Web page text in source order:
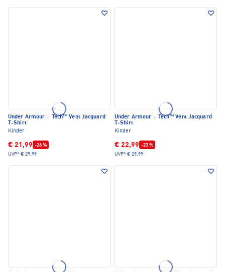
Under Armour ·
Tech™ Vent Jacquard
T-Shirt
Kinder
€ 21,99 -26 %
UVP* € 29,99
Under Armour ·
Tech™ Vent Jacquard
T-Shirt
Kinder
€ 22,99 -23 %
UVP* € 29,99